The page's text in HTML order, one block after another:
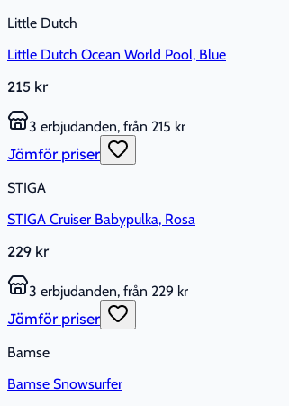
Little Dutch
Little Dutch Ocean World Pool, Blue
215 kr
3 erbjudanden, från 215 kr
Jämför priser
STIGA
STIGA Cruiser Babypulka, Rosa
229 kr
3 erbjudanden, från 229 kr
Jämför priser
Bamse
Bamse Snowsurfer